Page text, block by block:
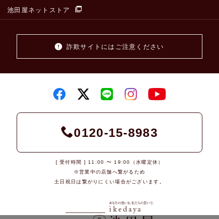
池田屋ネットストア
詐欺サイトにはご注意ください
0120-15-8983
[ 受付時間 ] 11:00 〜 19:00（水曜定休）
※営業中の店舗へ繋がるため
土日祝日は繋がりにくい場合がございます。